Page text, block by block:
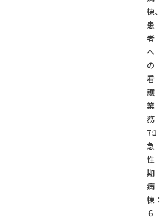
棟、
患
者
へ
の
看
護
業
務
7:1
急
性
期
病
棟：
６